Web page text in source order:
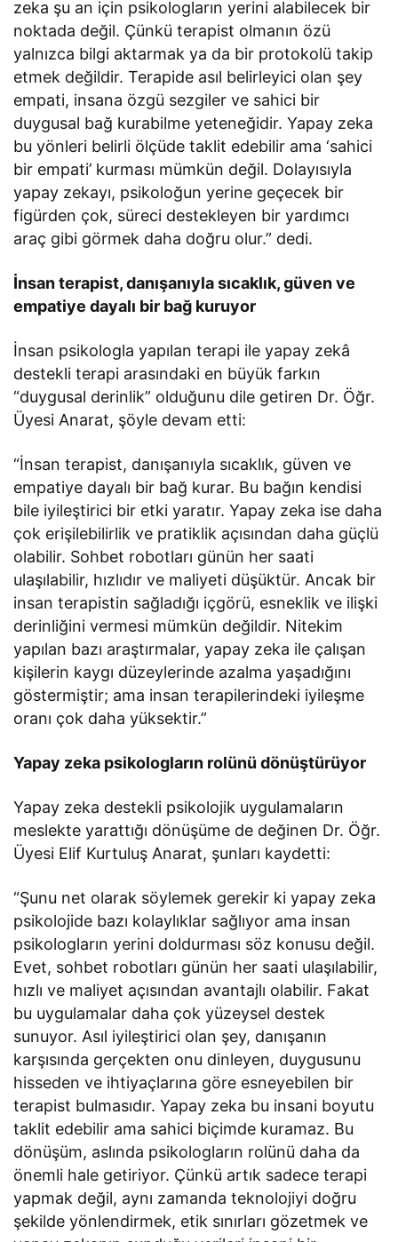
zeka şu an için psikologların yerini alabilecek bir
noktada değil. Çünkü terapist olmanın özü
yalnızca bilgi aktarmak ya da bir protokolü takip
etmek değildir. Terapide asıl belirleyici olan şey
empati, insana özgü sezgiler ve sahici bir
duygusal bağ kurabilme yeteneğidir. Yapay zeka
bu yönleri belirli ölçüde taklit edebilir ama ‘sahici
bir empati’ kurması mümkün değil. Dolayısıyla
yapay zekayı, psikoloğun yerine geçecek bir
figürden çok, süreci destekleyen bir yardımcı
araç gibi görmek daha doğru olur.” dedi.
İnsan terapist, danışanıyla sıcaklık, güven ve
empatiye dayalı bir bağ kuruyor
İnsan psikologla yapılan terapi ile yapay zekâ
destekli terapi arasındaki en büyük farkın
“duygusal derinlik” olduğunu dile getiren Dr. Öğr.
Üyesi Anarat, şöyle devam etti:
“İnsan terapist, danışanıyla sıcaklık, güven ve
empatiye dayalı bir bağ kurar. Bu bağın kendisi
bile iyileştirici bir etki yaratır. Yapay zeka ise daha
çok erişilebilirlik ve pratiklik açısından daha güçlü
olabilir. Sohbet robotları günün her saati
ulaşılabilir, hızlıdır ve maliyeti düşüktür. Ancak bir
insan terapistin sağladığı içgörü, esneklik ve ilişki
derinliğini vermesi mümkün değildir. Nitekim
yapılan bazı araştırmalar, yapay zeka ile çalışan
kişilerin kaygı düzeylerinde azalma yaşadığını
göstermiştir; ama insan terapilerindeki iyileşme
oranı çok daha yüksektir.”
Yapay zeka psikologların rolünü dönüştürüyor
Yapay zeka destekli psikolojik uygulamaların
meslekte yarattığı dönüşüme de değinen Dr. Öğr.
Üyesi Elif Kurtuluş Anarat, şunları kaydetti:
“Şunu net olarak söylemek gerekir ki yapay zeka
psikolojide bazı kolaylıklar sağlıyor ama insan
psikologların yerini doldurması söz konusu değil.
Evet, sohbet robotları günün her saati ulaşılabilir,
hızlı ve maliyet açısından avantajlı olabilir. Fakat
bu uygulamalar daha çok yüzeysel destek
sunuyor. Asıl iyileştirici olan şey, danışanın
karşısında gerçekten onu dinleyen, duygusunu
hisseden ve ihtiyaçlarına göre esneyebilen bir
terapist bulmasıdır. Yapay zeka bu insani boyutu
taklit edebilir ama sahici biçimde kuramaz. Bu
dönüşüm, aslında psikologların rolünü daha da
önemli hale getiriyor. Çünkü artık sadece terapi
yapmak değil, aynı zamanda teknolojiyi doğru
şekilde yönlendirmek, etik sınırları gözetmek ve